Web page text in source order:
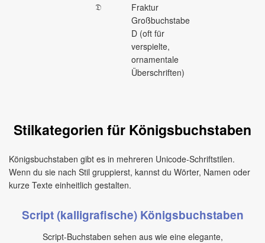
𝔇
Fraktur
Großbuchstabe
D (oft für
verspielte,
ornamentale
Überschriften)
Stilkategorien für Königsbuchstaben
Königsbuchstaben gibt es in mehreren Unicode-Schriftstilen.
Wenn du sie nach Stil gruppierst, kannst du Wörter, Namen oder
kurze Texte einheitlich gestalten.
Script (kalligrafische) Königsbuchstaben
Script-Buchstaben sehen aus wie eine elegante,